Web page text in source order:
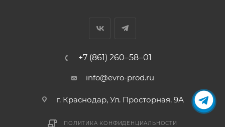
+7 (861) 260‒58‒01
info@evro-prod.ru
г. Краснодар, ​Ул. Просторная, 9А
ПОЛИТИКА КОНФИДЕНЦИАЛЬНОСТИ